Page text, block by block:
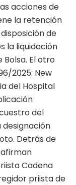
acciones de
la retención
de
la liquidación
Bolsa. El otro
2025: New
del Hospital
del
Detrás de
Cadena
priista de